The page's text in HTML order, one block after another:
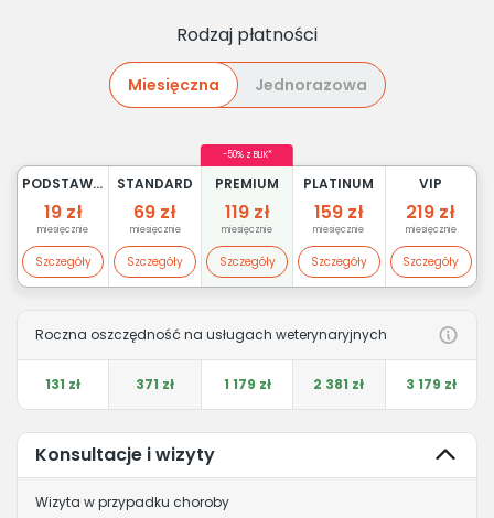
Rodzaj płatności
Miesięczna Jednorazowa
PODSTAWOWY
19 zł
miesięcznie
Szczegóły
STANDARD
69 zł
miesięcznie
Szczegóły
-50% z BLIK*
PREMIUM
119 zł
miesięcznie
Szczegóły
PLATINUM
159 zł
miesięcznie
Szczegóły
VIP
219 zł
miesięcznie
Szczegóły
Roczna oszczędność na usługach weterynaryjnych
131 zł 371 zł 1 179 zł 2 381 zł 3 179 zł
Konsultacje i wizyty
Wizyta w przypadku choroby